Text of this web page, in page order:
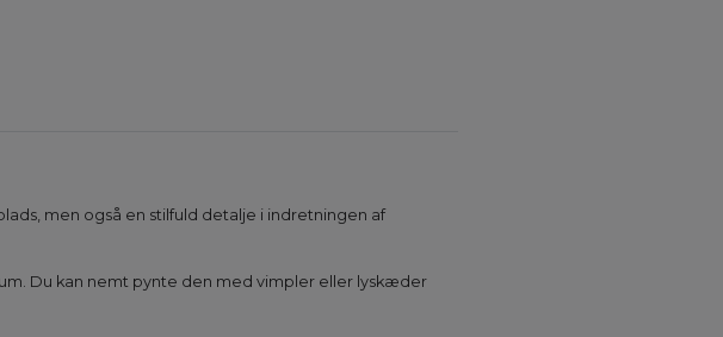
men også en stilfuld detalje i indretningen af
Du kan nemt pynte den med vimpler eller lyskæder